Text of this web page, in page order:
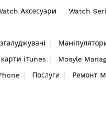
Аксесуари Watch
iTunes Mosyle
Послуги
Ремонт